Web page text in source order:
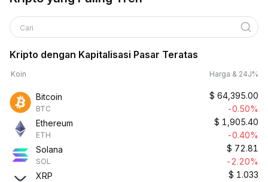
Cari
Kripto dengan Kapitalisasi Pasar Teratas
Koin Harga & 24J%
Bitcoin
BTC
$ 64,395.00
-0.50%
Ethereum
ETH
$ 1,905.40
-0.40%
Solana
SOL
$ 72.81
-2.20%
XRP
$ 1.033